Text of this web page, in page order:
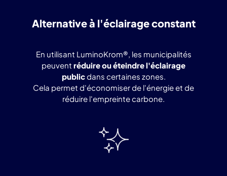
Alternative à l'éclairage constant
En utilisant LuminoKrom®, les municipalités
peuvent réduire ou éteindre l'éclairage
publicdans certaines zones.
Cela permet d'économiser de l'énergie et de
réduire l'empreinte carbone.